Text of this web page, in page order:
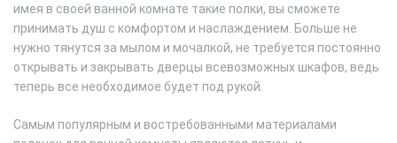
имея в своей ванной комнате такие полки, вы сможете
принимать душ с комфортом и наслаждением. Больше не
нужно тянутся за мылом и мочалкой, не требуется постоянно
открывать и закрывать дверцы всевозможных шкафов, ведь
теперь все необходимое будет под рукой.
Самым популярным и востребованными материалами